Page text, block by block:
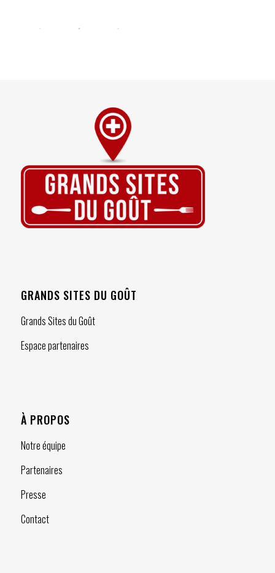
GRANDS SITES DU GOÛT
Grands Sites du Goût
Espace partenaires
À PROPOS
Notre équipe
Partenaires
Presse
Contact